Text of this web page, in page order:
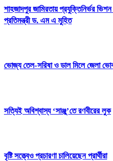
শাহজাদপুর জামিরতায় প্রযুক্তিনির্ভর
প্রতিমন্ত্রী ড. এম এ মুহিত
ভোজ্য তেল-সরিষা ও ডাল মিলে জেলা
সত্যিই অবিশ্বাস্য ‘সাঞ্জু’তে রণবীরের লুক
বৃষ্টি সত্ত্বেও প্রচারণা চালিয়েছেন প্রার্থীরা